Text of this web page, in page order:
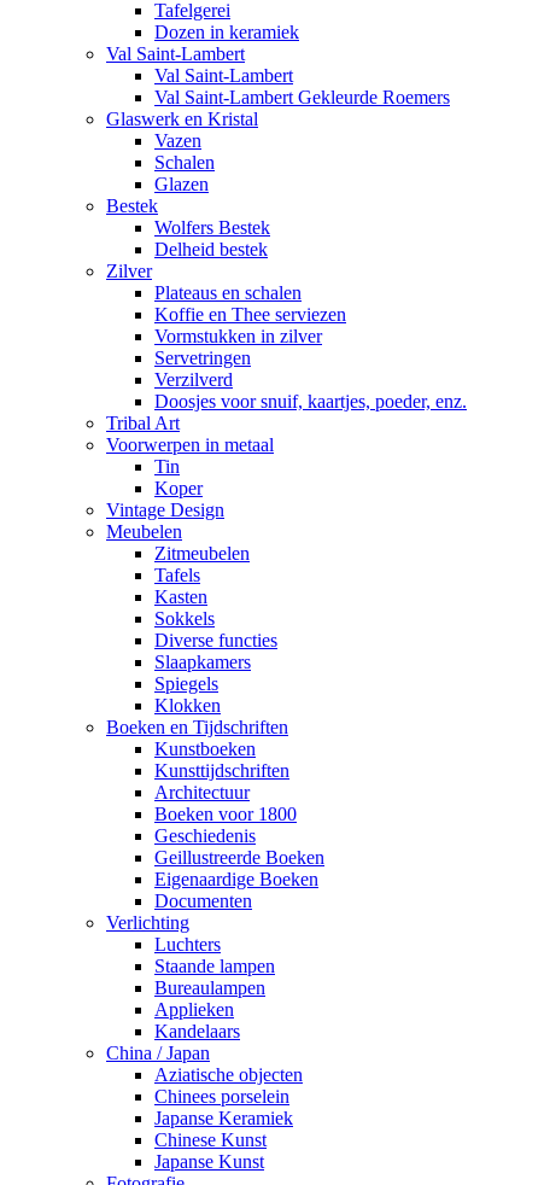
Tafelgerei
Dozen in keramiek
Val Saint-Lambert
Val Saint-Lambert
Val Saint-Lambert Gekleurde Roemers
Glaswerk en Kristal
Vazen
Schalen
Glazen
Bestek
Wolfers Bestek
Delheid bestek
Zilver
Plateaus en schalen
Koffie en Thee serviezen
Vormstukken in zilver
Servetringen
Verzilverd
Doosjes voor snuif, kaartjes, poeder, enz.
Tribal Art
Voorwerpen in metaal
Tin
Koper
Vintage Design
Meubelen
Zitmeubelen
Tafels
Kasten
Sokkels
Diverse functies
Slaapkamers
Spiegels
Klokken
Boeken en Tijdschriften
Kunstboeken
Kunsttijdschriften
Architectuur
Boeken voor 1800
Geschiedenis
Geillustreerde Boeken
Eigenaardige Boeken
Documenten
Verlichting
Luchters
Staande lampen
Bureaulampen
Applieken
Kandelaars
China / Japan
Aziatische objecten
Chinees porselein
Japanse Keramiek
Chinese Kunst
Japanse Kunst